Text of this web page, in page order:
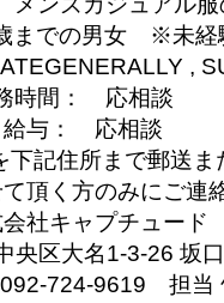
までの男女 ※未経
,
時間： 応相談
給与： 応相談
下記住所まで郵送
頂く方のみにご連
社キャプチュード
央区大名1-3-26 坂
724-9619 担当